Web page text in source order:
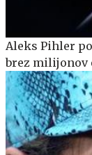
Aleks Pihler
brez milijonov